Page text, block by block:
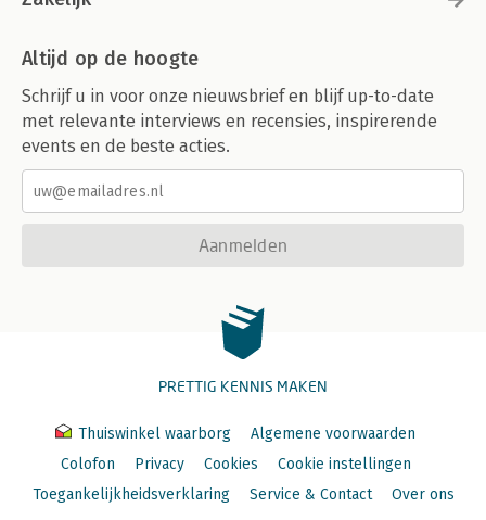
Altijd op de hoogte
Schrijf u in voor onze nieuwsbrief en blijf up-to-date
met relevante interviews en recensies, inspirerende
events en de beste acties.
Aanmelden
PRETTIG KENNIS MAKEN
Thuiswinkel waarborg
Algemene voorwaarden
Colofon
Privacy Cookies
Cookie instellingen
Toegankelijkheidsverklaring
Service & Contact Over ons